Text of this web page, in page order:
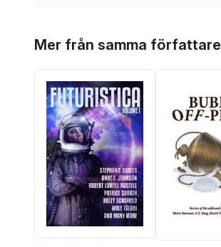
Mer från samma författare